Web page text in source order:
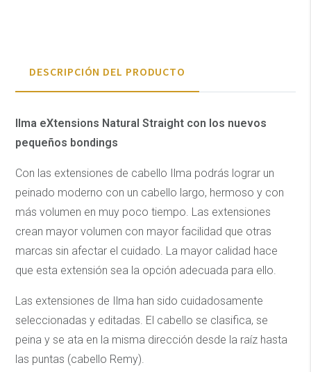
DESCRIPCIÓN DEL PRODUCTO
Ilma eXtensions Natural Straight con los nuevos
pequeños bondings
Con las extensiones de cabello Ilma podrás lograr un
peinado moderno con un cabello largo, hermoso y con
más volumen en muy poco tiempo. Las extensiones
crean mayor volumen con mayor facilidad que otras
marcas sin afectar el cuidado. La mayor calidad hace
que esta extensión sea la opción adecuada para ello.
Las extensiones de Ilma han sido cuidadosamente
seleccionadas y editadas. El cabello se clasifica, se
peina y se ata en la misma dirección desde la raíz hasta
las puntas (cabello Remy).